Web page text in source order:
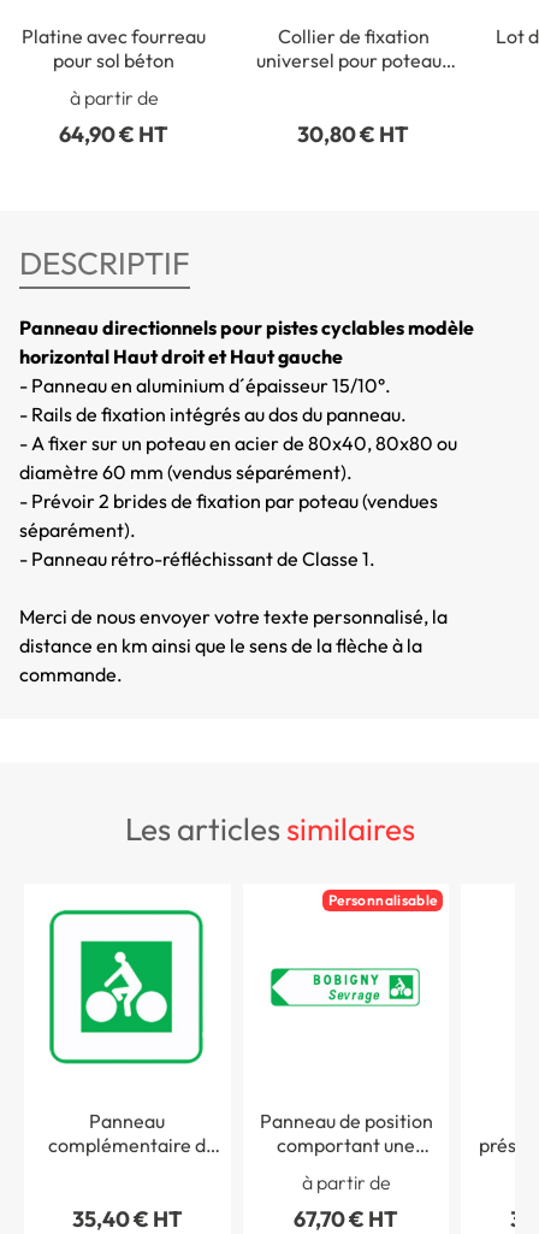
Platine avec fourreau
pour sol béton
à partir de
64,90 € HT
Collier de fixation
universel pour poteaux
30,80 € HT
Lot
DESCRIPTIF
Panneau directionnels pour pistes cyclables modèle
horizontal Haut droit et Haut gauche
- Panneau en aluminium d´épaisseur 15/10°.
- Rails de fixation intégrés au dos du panneau.
- A fixer sur un poteau en acier de 80x40, 80x80 ou
diamètre 60 mm (vendus séparément).
- Prévoir 2 brides de fixation par poteau (vendues
séparément).
- Panneau rétro-réfléchissant de Classe 1.
Merci de nous envoyer votre texte personnalisé, la
distance en km ainsi que le sens de la flèche à la
commande.
les articlessimilaires
Panneau
complémentaire d
Dv11 - 200 x 200 mm
35,40 € HT
Personnalisable
Panneau de position
comportant une
indication de
destination Dv21b
à partir de
67,70 € HT